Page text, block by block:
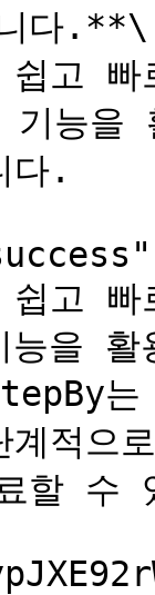
니다.**\
쉽고
능을
다.
쉽고
을 활
적으
할 수